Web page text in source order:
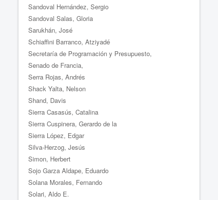
Sandoval Hernández, Sergio
Sandoval Salas, Gloria
Sarukhán, José
Schiaffini Barranco, Atziyadé
Secretaría de Programación y Presupuesto,
Senado de Francia,
Serra Rojas, Andrés
Shack Yalta, Nelson
Shand, Davis
Sierra Casasús, Catalina
Sierra Cuspinera, Gerardo de la
Sierra López, Edgar
Silva-Herzog, Jesús
Simon, Herbert
Sojo Garza Aldape, Eduardo
Solana Morales, Fernando
Solari, Aldo E.